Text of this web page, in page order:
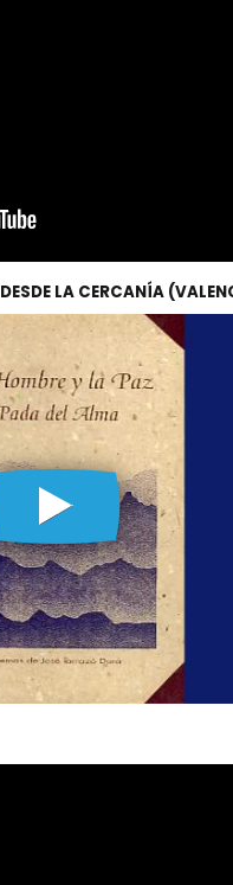
DESDE LA CERCANÍA